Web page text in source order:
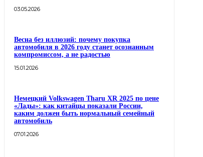
03.05.2026
Весна без иллюзий: почему покупка
автомобиля в 2026 году станет осознанным
компромиссом, а не радостью
15.01.2026
Немецкий Volkswagen Tharu XR 2025 по цене
«Лады»: как китайцы показали России,
каким должен быть нормальный семейный
автомобиль
07.01.2026